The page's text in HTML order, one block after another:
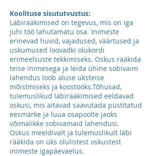
Koolituse sisututvustus:
Läbirääkimised on tegevus, mis on iga
juhi töö lahutamatu osa. Inimeste
erinevad huvid, vajadused, väärtused ja
uskumused loovadki olukordi
erimeelsuste tekkimiseks. Oskus rääkida
teise inimesega ja leida ühine sobivaim
lahendus loob aluse üksteise
mõistmiseks ja koostööks.Tõhusad,
tulemuslikud läbirääkimised eeldavad
oskusi, mis aitavad saavutada püstitatud
eesmärke ja luua osapoolte jaoks
võimalikke sobivamaid lahendusi.
Oskus meeldivalt ja tulemuslikult läbi
rääkida on üks olulistest oskustest
inimeste igapäevaelus.